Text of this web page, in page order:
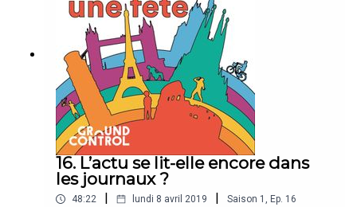
16. L’actu se lit-elle encore dans
les journaux ?
48:22 | lundi 8 avril 2019 | Saison 1 , Ep. 16